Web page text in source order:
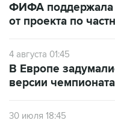
ФИФА поддержала
от проекта по
4 августа 01:45
В Европе
версии
30 июля 18:45